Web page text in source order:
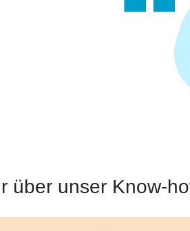
über unser Know-